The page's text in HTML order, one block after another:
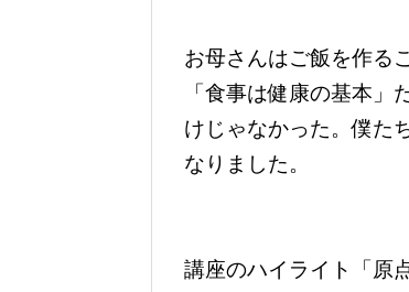
お母さんはご飯を作る
「食事は健康の基本
けじゃなかった。僕た
なりました。
講座のハイライト「原